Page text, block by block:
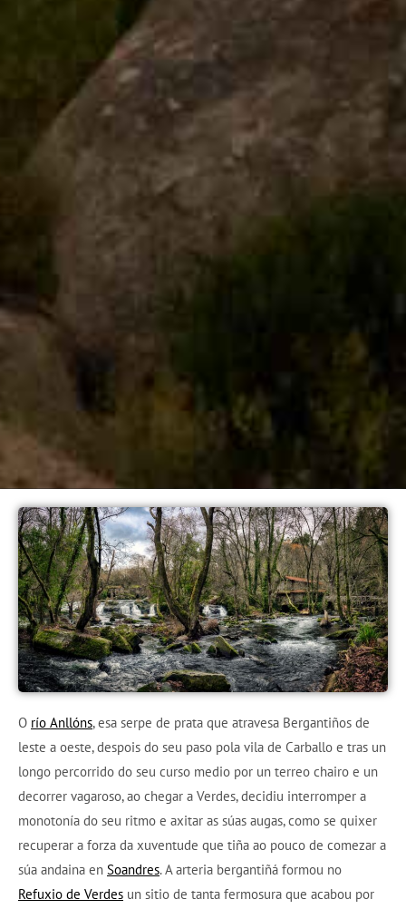
O río Anllóns, esa serpe de prata que atravesa Bergantiños de
leste a oeste, despois do seu paso pola vila de Carballo e tras un
longo percorrido do seu curso medio por un terreo chairo e un
decorrer vagaroso, ao chegar a Verdes, decidiu interromper a
monotonía do seu ritmo e axitar as súas augas, como se quixer
recuperar a forza da xuventude que tiña ao pouco de comezar a
súa andaina en Soandres. A arteria bergantiñá formou no
Refuxio de Verdes un sitio de tanta fermosura que acabou por